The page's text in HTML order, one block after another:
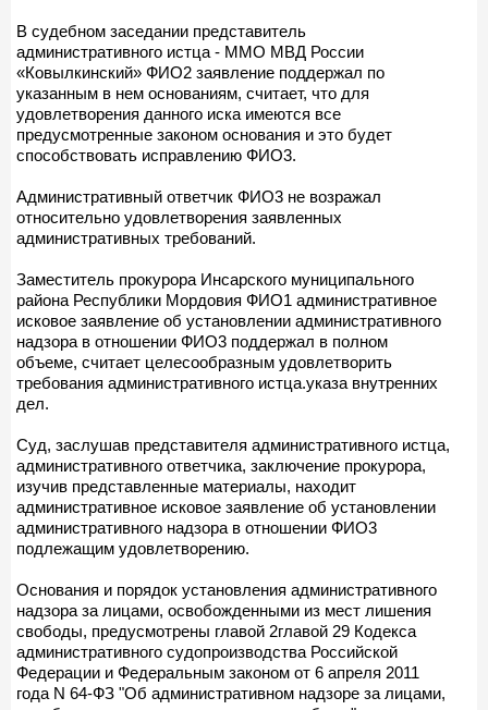
В судебном заседании представитель
административного истца - ММО МВД России
«Ковылкинский» ФИО2 заявление поддержал по
указанным в нем основаниям, считает, что для
удовлетворения данного иска имеются все
предусмотренные законом основания и это будет
способствовать исправлению ФИО3.
Административный ответчик ФИО3 не возражал
относительно удовлетворения заявленных
административных требований.
Заместитель прокурора Инсарского муниципального
района Республики Мордовия ФИО1 административное
исковое заявление об установлении административного
надзора в отношении ФИО3 поддержал в полном
объеме, считает целесообразным удовлетворить
требования административного истца.указа внутренних
дел.
Суд, заслушав представителя административного истца,
административного ответчика, заключение прокурора,
изучив представленные материалы, находит
административное исковое заявление об установлении
административного надзора в отношении ФИО3
подлежащим удовлетворению.
Основания и порядок установления административного
надзора за лицами, освобожденными из мест лишения
свободы, предусмотрены главой 2главой 29 Кодекса
административного судопроизводства Российской
Федерации и Федеральным законом от 6 апреля 2011
года N 64-ФЗ "Об административном надзоре за лицами,